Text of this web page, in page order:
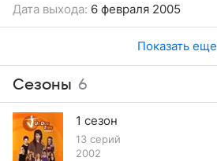
Дата выхода: 6 февраля 2005
Показать еще
Сезоны 6
1 сезон
13 серий
2002